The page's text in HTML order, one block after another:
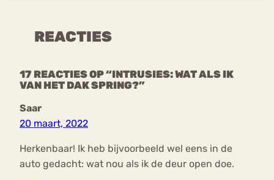
REACTIES
17 REACTIES OP “INTRUSIES: WAT ALS IK
VAN HET DAK SPRING?”
Saar
20 maart, 2022
Herkenbaar! Ik heb bijvoorbeeld wel eens in de
auto gedacht: wat nou als ik de deur open doe.